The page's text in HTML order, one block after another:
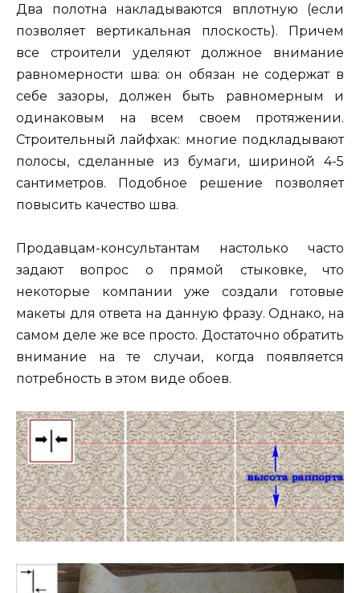
Два полотна накладываются вплотную (если
позволяет вертикальная плоскость). Причем
все строители уделяют должное внимание
равномерности шва: он обязан не содержат в
себе зазоры, должен быть равномерным и
одинаковым на всем своем протяжении.
Строительный лайфхак: многие подкладывают
полосы, сделанные из бумаги, шириной 4-5
сантиметров. Подобное решение позволяет
повысить качество шва.
Продавцам-консультантам настолько часто
задают вопрос о прямой стыковке, что
некоторые компании уже создали готовые
макеты для ответа на данную фразу. Однако, на
самом деле же все просто. Достаточно обратить
внимание на те случаи, когда появляется
потребность в этом виде обоев.